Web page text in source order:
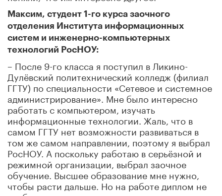
Максим, студент 1-го курса заочного
отделения Института информационных
систем и инженерно-компьютерных
технологий РосНОУ:
– После 9-го класса я поступил в Ликино-
Дулёвский политехнический колледж (филиал
ГГТУ) по специальности «Сетевое и системное
администрирование». Мне было интересно
работать с компьютером, изучать
информационные технологии. Жаль, что в
самом ГГТУ нет возможности развиваться в
том же самом направлении, поэтому я выбрал
РосНОУ. А поскольку работаю в серьёзной и
режимной организации, выбрал заочное
обучение. Высшее образование мне нужно,
чтобы расти дальше. Но на работе диплом не